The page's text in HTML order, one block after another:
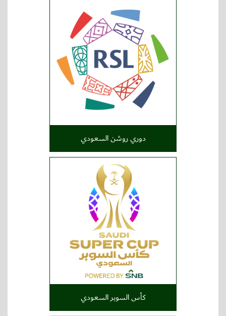
دوري روشن السعودي
كأس السوبر السعودي